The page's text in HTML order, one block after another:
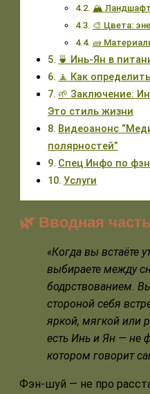
🏔️
🎨 Цвета:
🧱
🍵 Инь-Ян в
🧘 Как
🌱 Заключение:
Это стиль жизни
Видеоанонс
полярностей”
Спец Инфо по
Услуги
🌿 Вводная часть
«Когда вы встаёте
выбираете между
бодрствованием.
стороной себя
яркой, мягкой или
есть Инь и Ян — не
котором говорит
Фэн-шуй — не про